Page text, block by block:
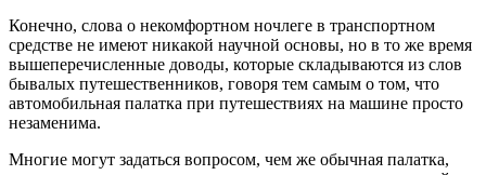
Конечно, слова о некомфортном ночлеге в транспортном
средстве не имеют никакой научной основы, но в то же время
вышеперечисленные доводы, которые складываются из слов
бывалых путешественников, говоря тем самым о том, что
автомобильная палатка при путешествиях на машине просто
незаменима.
Многие могут задаться вопросом, чем же обычная палатка,